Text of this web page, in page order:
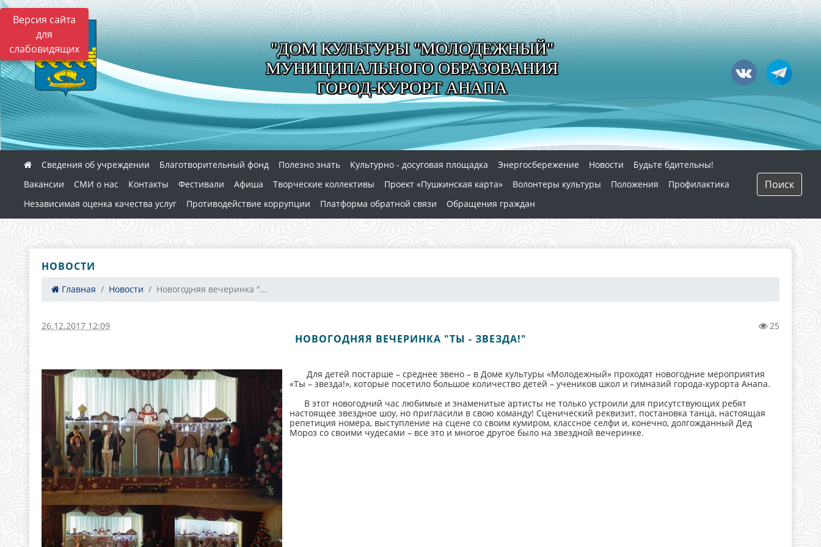
Версия сайта
для
слабовидящих
"ДОМ КУЛЬТУРЫ "МОЛОДЕЖНЫЙ"
МУНИЦИПАЛЬНОГО ОБРАЗОВАНИЯ
ГОРОД-КУРОРТ АНАПА
Сведения об учреждении Благотворительный фонд Полезно знать Культурно - досуговая площадка Энергосбережение Новости
Будьте бдительны!
Вакансии
СМИ о нас Контакты Фестивали Афиша Творческие коллективы Проект «Пушкинская карта» Волонтеры культуры Положения
Профилактика
Независимая оценка качества услуг
Противодействие коррупции Платформа обратной связи Обращения граждан
Поиск
НОВОСТИ
Главная Новости Новогодняя вечеринка "...
26.12.2017 12:09 25
НОВОГОДНЯЯ ВЕЧЕРИНКА "ТЫ - ЗВЕЗДА!"
Для детей постарше – среднее звено – в Доме культуры «Молодежный» проходят новогодние мероприятия
«Ты – звезда!», которые посетило большое количество детей – учеников школ и гимназий города-курорта Анапа.
В этот новогодний час любимые и знаменитые артисты не только устроили для присутствующих ребят
настоящее звездное шоу, но пригласили в свою команду! Сценический реквизит, постановка танца, настоящая
репетиция номера, выступление на сцене со своим кумиром, классное селфи и, конечно, долгожданный Дед
Мороз со своими чудесами – все это и многое другое было на звездной вечеринке.